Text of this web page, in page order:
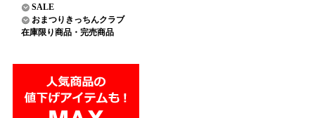
SALE
おまつりきっちんクラブ
在庫限り商品・完売商品